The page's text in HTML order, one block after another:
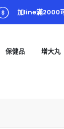
加line滿2000
保健品 增大丸